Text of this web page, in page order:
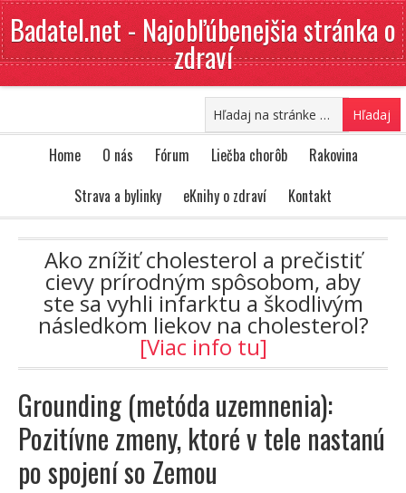
Badatel.net - Najobľúbenejšia stránka o
zdraví
Home O nás Fórum Liečba chorôb
Rakovina
Strava a bylinky
eKnihy o zdraví Kontakt
Ako znížiť cholesterol a prečistiť
cievy prírodným spôsobom, aby
ste sa vyhli infarktu a škodlivým
následkom liekov na cholesterol?
[Viac info tu]
Grounding (metóda uzemnenia):
Pozitívne zmeny, ktoré v tele nastanú
po spojení so Zemou